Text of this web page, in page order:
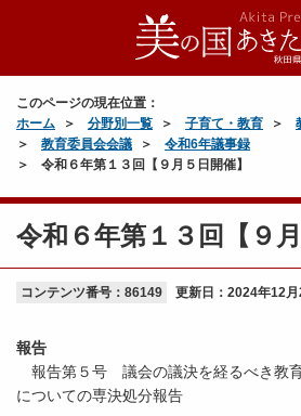
このページの現在位置：
ホーム
分野別一覧 子育て・教育
教育委員会会議
令和6年議事録
令和６年第１３回【９月５日開催】
令和６年第１３回【９月
コンテンツ番号：86149 更新日： 2024年12月
報告
報告第５号 議会の議決を経るべき教
についての専決処分報告